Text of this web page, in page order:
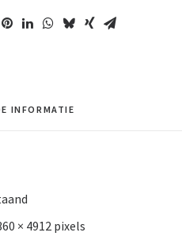
INFORMATIE
× 4912 pixels